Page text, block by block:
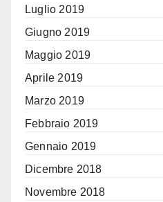
Luglio 2019
Giugno 2019
Maggio 2019
Aprile 2019
Marzo 2019
Febbraio 2019
Gennaio 2019
Dicembre 2018
Novembre 2018